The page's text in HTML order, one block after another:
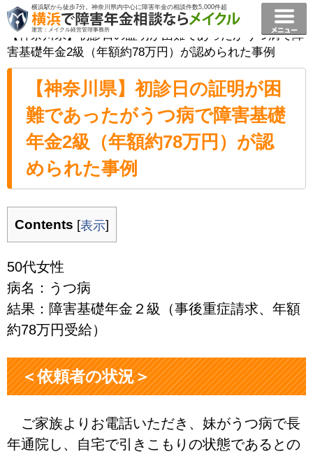
横浜駅から徒歩7分。神奈川県内中心に障害年金の相談件数5,000件超
運営：メイクル経営管理事務所
横浜で障害年金相談ならメイクル障害年金横浜 事例
【神奈川県】初診日の証明が困難であったがうつ病で障
害基礎年金2級（年額約78万円）が認められた事例
【神奈川県】初診日の証明が困
難であったがうつ病で障害基礎
年金2級（年額約78万円）が認
められた事例
Contents [表示]
50代女性
病名：うつ病
結果：障害基礎年金２級（事後重症請求、年額
約78万円受給）
＜依頼者の状況＞
ご家族よりお電話いただき、妹がうつ病で長
年通院し、自宅で引きこもりの状態であるとの